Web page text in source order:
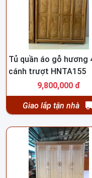
Tủ quần áo gỗ hương
cánh trượt HNTA155
9,800,000 đ
Giao lắp tận nhà